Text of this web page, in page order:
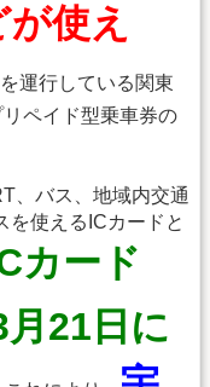
使え
運行している関東
ペイド型乗車券の
、バス、地域内交通
を使えるICカードと
カード
21日に